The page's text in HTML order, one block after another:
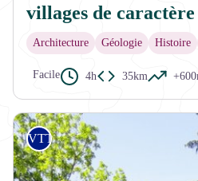
villages de caractère
Architecture Géologie Histoire
Facile 4h 35km
VTT